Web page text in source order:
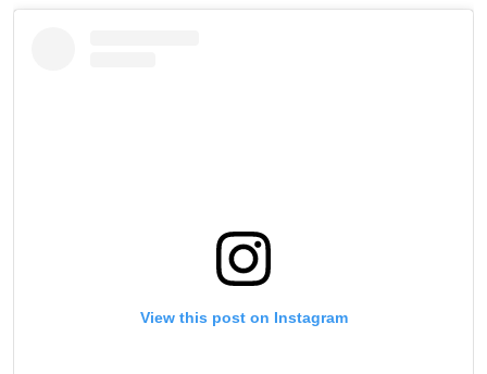
View this post on Instagram
STAY IN THE KNOW
Take ONE Championship wherever you go! Sign up now
to gain access to latest news, unlock special offers